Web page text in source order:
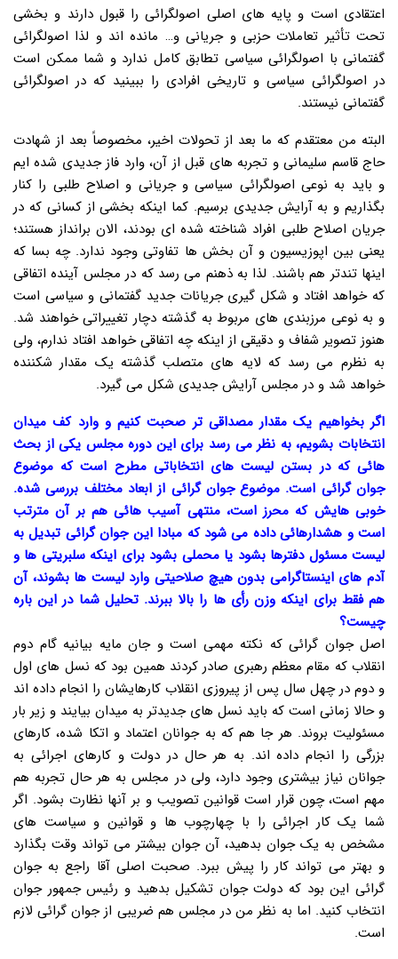
اعتقادی است و پایه های اصلی اصولگرائی را قبول دارند و بخشی
تحت تأثیر تعاملات حزبی و جریانی و… مانده اند و لذا اصولگرائی
گفتمانی با اصولگرائی سیاسی تطابق کامل ندارد و شما ممکن است
در اصولگرائی سیاسی و تاریخی افرادی را ببینید که در اصولگرائی
گفتمانی نیستند.
البته من معتقدم که ما بعد از تحولات اخیر، مخصوصاً بعد از شهادت
حاج قاسم سلیمانی و تجربه های قبل از آن، وارد فاز جدیدی شده ایم
و باید به نوعی اصولگرائی سیاسی و جریانی و اصلاح طلبی را کنار
بگذاریم و به آرایش جدیدی برسیم. کما اینکه بخشی از کسانی که در
جریان اصلاح طلبی افراد شناخته شده ای بودند، الان برانداز هستند؛
یعنی بین اپوزیسیون و آن بخش ها تفاوتی وجود ندارد. چه بسا که
اینها تندتر هم باشند. لذا به ذهنم می رسد که در مجلس آینده اتفاقی
که خواهد افتاد و شکل گیری جریانات جدید گفتمانی و سیاسی است
و به نوعی مرزبندی های مربوط به گذشته دچار تغییراتی خواهند شد.
هنوز تصویر شفاف و دقیقی از اینکه چه اتفاقی خواهد افتاد ندارم، ولی
به نظرم می رسد که لایه های متصلب گذشته یک مقدار شکننده
خواهد شد و در مجلس آرایش جدیدی شکل می گیرد.
اگر بخواهیم یک مقدار مصداقی تر صحبت کنیم و وارد کف میدان
انتخابات بشویم، به نظر می رسد برای این دوره مجلس یکی از بحث
هائی که در بستن لیست های انتخاباتی مطرح است که موضوع
جوان گرائی است. موضوع جوان گرائی از ابعاد مختلف بررسی شده.
خوبی هایش که محرز است، منتهی آسیب هائی هم بر آن مترتب
است و هشدارهائی داده می شود که مبادا این جوان گرائی تبدیل به
لیست مسئول دفترها بشود یا محملی بشود برای اینکه سلبریتی ها و
آدم های اینستاگرامی بدون هیچ صلاحیتی وارد لیست ها بشوند، آن
هم فقط برای اینکه وزن رأی ها را بالا ببرند. تحلیل شما در این باره
چیست؟
اصل جوان گرائی که نکته مهمی است و جان مایه بیانیه گام دوم
انقلاب که مقام معظم رهبری صادر کردند همین بود که نسل های اول
و دوم در چهل سال پس از پیروزی انقلاب کارهایشان را انجام داده اند
و حالا زمانی است که باید نسل های جدیدتر به میدان بیایند و زیر بار
مسئولیت بروند. هر جا هم که به جوانان اعتماد و اتکا شده، کارهای
بزرگی را انجام داده اند. به هر حال در دولت و کارهای اجرائی به
جوانان نیاز بیشتری وجود دارد، ولی در مجلس به هر حال تجربه هم
مهم است، چون قرار است قوانین تصویب و بر آنها نظارت بشود. اگر
شما یک کار اجرائی را با چهارچوب ها و قوانین و سیاست های
مشخص به یک جوان بدهید، آن جوان بیشتر می تواند وقت بگذارد
و بهتر می تواند کار را پیش ببرد. صحبت اصلی آقا راجع به جوان
گرائی این بود که دولت جوان تشکیل بدهید و رئیس جمهور جوان
انتخاب کنید. اما به نظر من در مجلس هم ضریبی از جوان گرائی لازم
است.